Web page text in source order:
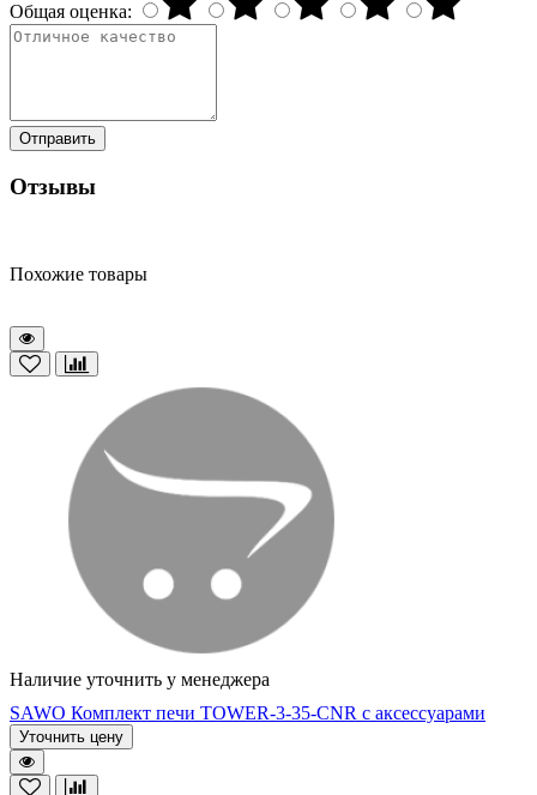
Общая оценка:
Отправить
Отзывы
Похожие товары
Наличие уточнить у менеджера
SAWO Комплект печи TOWER-3-35-CNR с аксессуарами
Уточнить цену